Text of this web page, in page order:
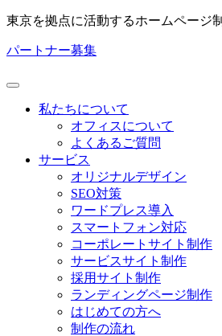
東京を拠点に活動するホームページ
パートナー募集
私たちについて
オフィスについて
よくあるご質問
サービス
オリジナルデザイン
SEO対策
ワードプレス導入
スマートフォン対応
コーポレートサイト制作
サービスサイト制作
採用サイト制作
ランディングページ制作
はじめての方へ
制作の流れ